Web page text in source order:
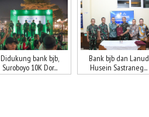
Didukung bank bjb,
Suroboyo 10K Dor...
Bank bjb dan Lanud
Husein Sastraneg...